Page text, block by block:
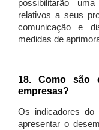
possibilitarão
relativos a seus
comunicação e
medidas de
18. Como são
empresas?
Os indicadores do
apresentar o